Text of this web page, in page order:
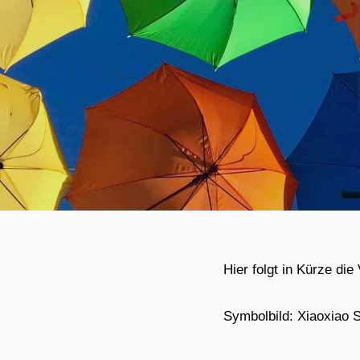
Hier folgt in Kürze die
Symbolbild: Xiaoxiao